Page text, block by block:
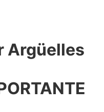
Argüelles​